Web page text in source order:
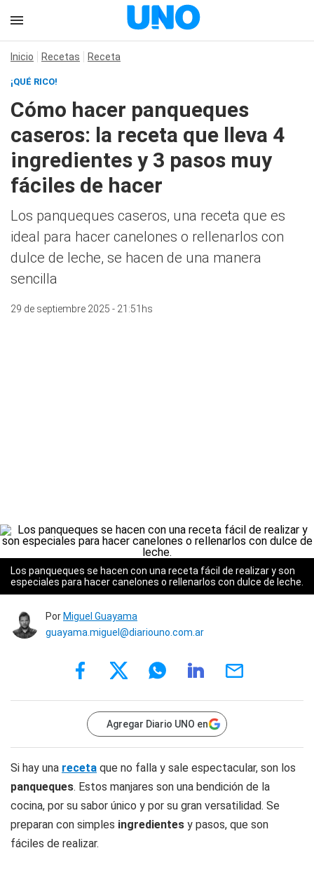
Inicio Recetas Receta
¡QUÉ RICO!
Cómo hacer panqueques
caseros: la receta que lleva 4
ingredientes y 3 pasos muy
fáciles de hacer
Los panqueques caseros, una receta que es
ideal para hacer canelones o rellenarlos con
dulce de leche, se hacen de una manera
sencilla
29 de septiembre 2025 - 21:51hs
Los panqueques se hacen con una receta fácil de realizar y son
especiales para hacer canelones o rellenarlos con dulce de leche.
Por Miguel Guayama
guayama.miguel@diariouno.com.ar
Agregar Diario UNO en
Si hay una receta que no falla y sale espectacular, son los
panqueques. Estos manjares son una bendición de la
cocina, por su sabor único y por su gran versatilidad. Se
preparan con simples ingredientes y pasos, que son
fáciles de realizar.